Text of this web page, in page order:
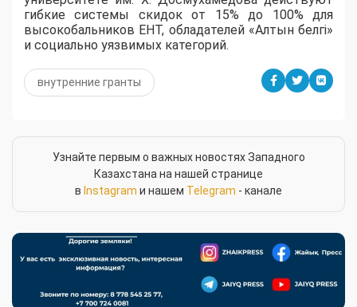
гибкие системы скидок от 15% до 100% для
высокобальников ЕНТ, обладателей «Алтын белгі»
и социально уязвимых категорий.
внутренние гранты
Узнайте первым о важных новостях Западного
Казахстана на нашей странице
в Instagram и нашем Telegram - канале